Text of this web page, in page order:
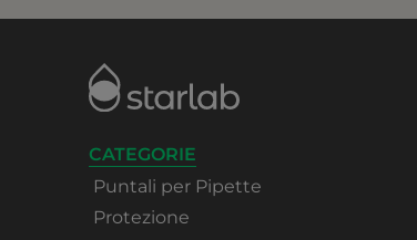
CATEGORIE
Puntali per Pipette
Protezione